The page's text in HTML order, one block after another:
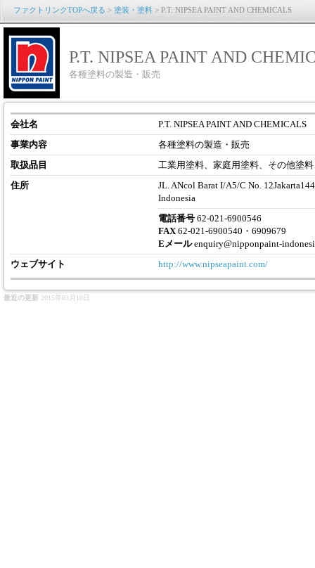
ファクトリンクTOPへ戻る > 塗装・塗料 > P.T. NIPSEA PAINT AND CHEMICALS
P.T. NIPSEA PAINT AND
各種塗料の製造・販売
会社名
P.T. NIPSEA PAINT AND CHEMICALS
事業内容
各種塗料の製造・販売
取扱品目
工業用塗料、家庭用塗料、その他塗
住所
JL. ANcol Barat I/A5/C No.
Indonesia
電話番号 62-021-6900546
FAX62-021-6900540・6909679
Eメールenquiry@nipponpaint-
ウェブサイト
http://www.nipseapaint.com/
最近の更新 2015年03月10日